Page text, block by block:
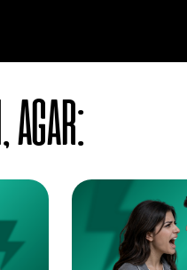
Juftingiz bilan munosabatlarda
garmoniya bo'lmasa. U ketib
qolishidan qo‘rqib, o‘zingizni turli
niqoblar ortiga yashirasiz. Unga